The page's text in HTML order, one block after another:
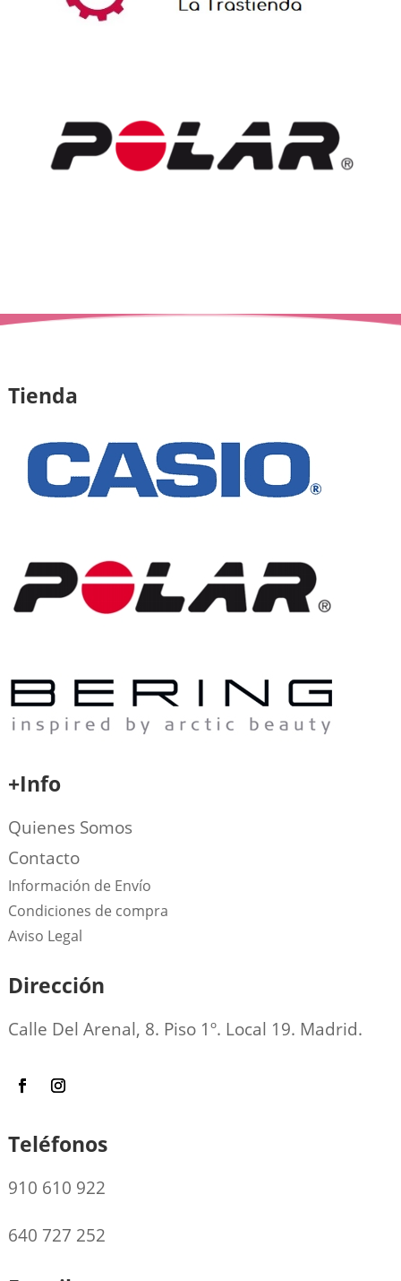
Tienda
+Info
Quienes Somos
Contacto
Información de Envío
Condiciones de compra
Aviso Legal
Dirección
Calle Del Arenal, 8. Piso 1º. Local 19. Madrid.
Teléfonos
910 610 922
640 727 252